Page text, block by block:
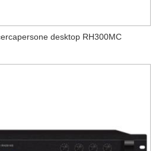
desktop RH300MC